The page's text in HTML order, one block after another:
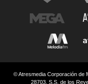
© Atresmedia Corporación de
28703, S.S. de los